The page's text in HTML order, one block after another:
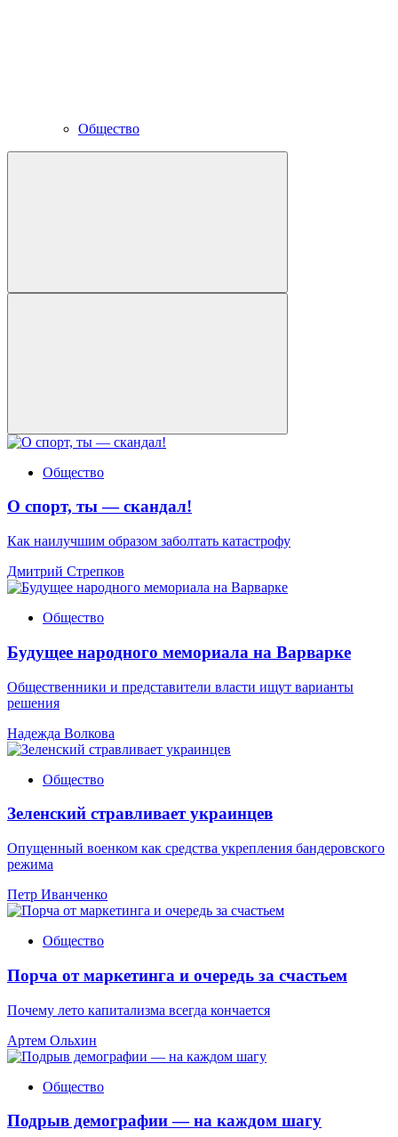
Общество
Общество
О спорт, ты — скандал!
Как наилучшим образом заболтать катастрофу
Дмитрий Стрепков
Общество
Будущее народного мемориала на Варварке
Общественники и представители власти ищут варианты
решения
Надежда Волкова
Общество
Зеленский стравливает украинцев
Опущенный военком как средства укрепления бандеровского
режима
Петр Иванченко
Общество
Порча от маркетинга и очередь за счастьем
Почему лето капитализма всегда кончается
Артем Ольхин
Общество
Подрыв демографии — на каждом шагу